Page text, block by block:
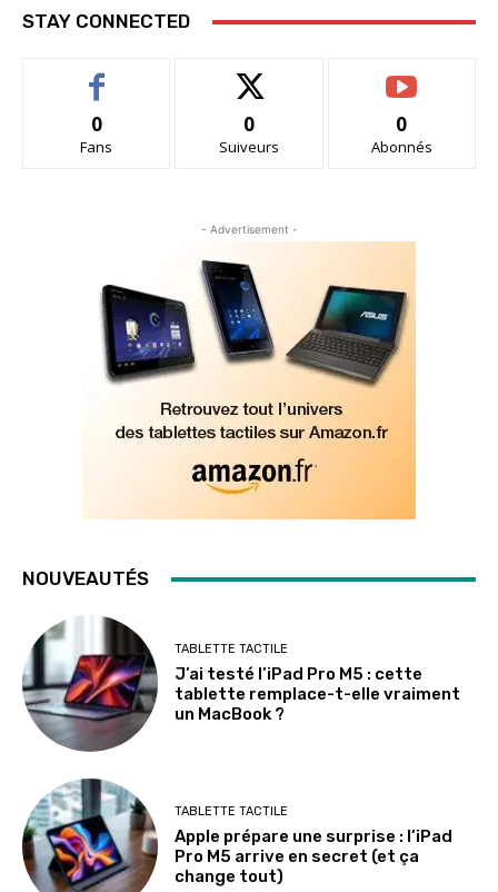
STAY CONNECTED
0
Fans
0
Suiveurs
0
Abonnés
- Advertisement -
NOUVEAUTÉS
TABLETTE TACTILE
J’ai testé l’iPad Pro M5 : cette
tablette remplace-t-elle vraiment
un MacBook ?
TABLETTE TACTILE
Apple prépare une surprise : l’iPad
Pro M5 arrive en secret (et ça
change tout)